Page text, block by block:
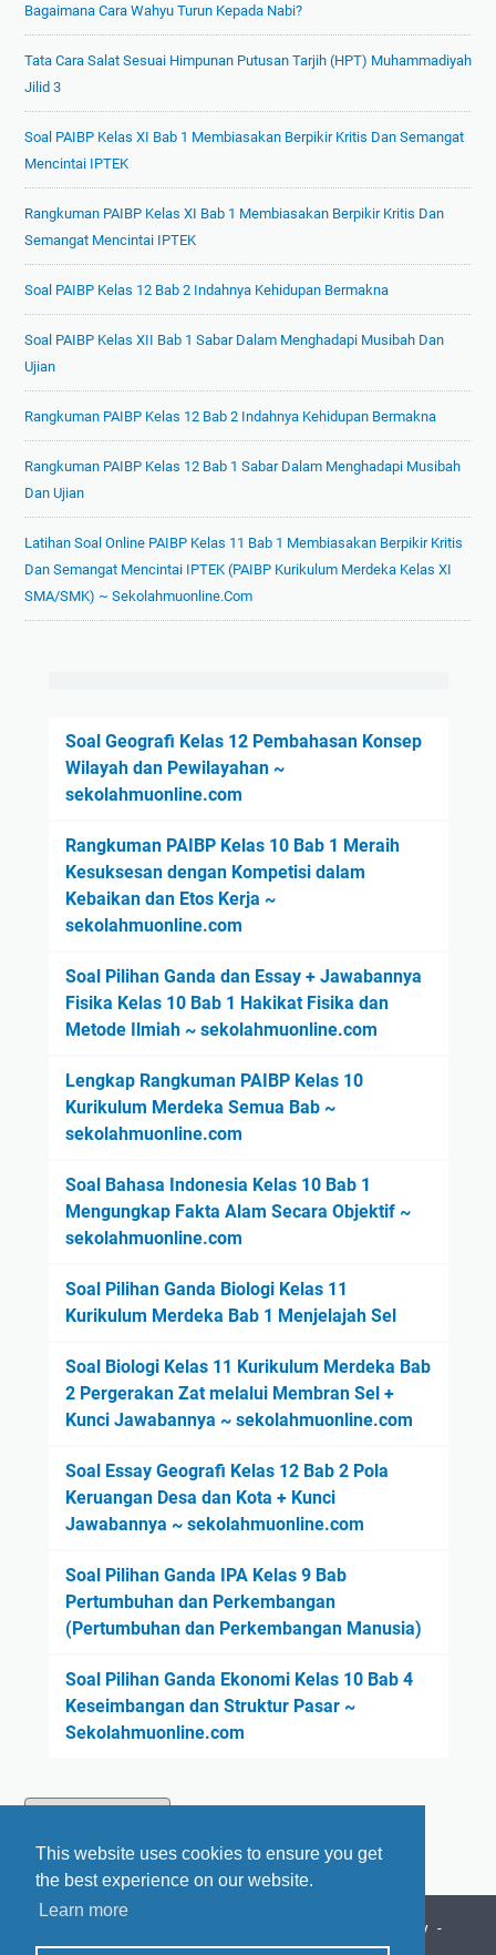
This website uses cookies to ensure you get
the best experience on our website.
Learn more
Bagaimana Cara Wahyu Turun Kepada Nabi?
Tata Cara Salat Sesuai Himpunan Putusan Tarjih (HPT) Muhammadiyah
Jilid 3
Soal PAIBP Kelas XI Bab 1 Membiasakan Berpikir Kritis Dan Semangat
Mencintai IPTEK
Rangkuman PAIBP Kelas XI Bab 1 Membiasakan Berpikir Kritis Dan
Semangat Mencintai IPTEK
Soal PAIBP Kelas 12 Bab 2 Indahnya Kehidupan Bermakna
Soal PAIBP Kelas XII Bab 1 Sabar Dalam Menghadapi Musibah Dan
Ujian
Rangkuman PAIBP Kelas 12 Bab 2 Indahnya Kehidupan Bermakna
Rangkuman PAIBP Kelas 12 Bab 1 Sabar Dalam Menghadapi Musibah
Dan Ujian
Latihan Soal Online PAIBP Kelas 11 Bab 1 Membiasakan Berpikir Kritis
Dan Semangat Mencintai IPTEK (PAIBP Kurikulum Merdeka Kelas XI
SMA/SMK) ~ Sekolahmuonline.com
Soal Geografi Kelas 12 Pembahasan Konsep
Wilayah dan Pewilayahan ~
sekolahmuonline.com
Rangkuman PAIBP Kelas 10 Bab 1 Meraih
Kesuksesan dengan Kompetisi dalam
Kebaikan dan Etos Kerja ~
sekolahmuonline.com
Soal Pilihan Ganda dan Essay + Jawabannya
Fisika Kelas 10 Bab 1 Hakikat Fisika dan
Metode Ilmiah ~ sekolahmuonline.com
Lengkap Rangkuman PAIBP Kelas 10
Kurikulum Merdeka Semua Bab ~
sekolahmuonline.com
Soal Bahasa Indonesia Kelas 10 Bab 1
Mengungkap Fakta Alam Secara Objektif ~
sekolahmuonline.com
Soal Pilihan Ganda Biologi Kelas 11
Kurikulum Merdeka Bab 1 Menjelajah Sel
Soal Biologi Kelas 11 Kurikulum Merdeka Bab
2 Pergerakan Zat melalui Membran Sel +
Kunci Jawabannya ~ sekolahmuonline.com
Soal Essay Geografi Kelas 12 Bab 2 Pola
Keruangan Desa dan Kota + Kunci
Jawabannya ~ sekolahmuonline.com
Soal Pilihan Ganda IPA Kelas 9 Bab
Pertumbuhan dan Perkembangan
(Pertumbuhan dan Perkembangan Manusia)
Soal Pilihan Ganda Ekonomi Kelas 10 Bab 4
Keseimbangan dan Struktur Pasar ~
Sekolahmuonline.com
Privacy Policy